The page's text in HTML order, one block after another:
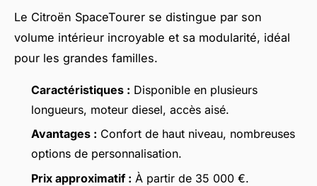
Le Citroën SpaceTourer se distingue par son
volume intérieur incroyable et sa modularité, idéal
pour les grandes familles.
Caractéristiques : Disponible en plusieurs
longueurs, moteur diesel, accès aisé.
Avantages : Confort de haut niveau, nombreuses
options de personnalisation.
Prix approximatif : À partir de 35 000 €.